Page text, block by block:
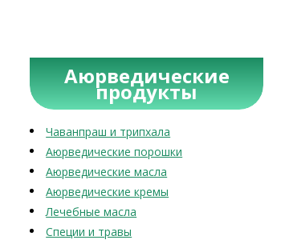
Аюрведические
продукты
Чаванпраш и трипхала
Аюрведические порошки
Аюрведические масла
Аюрведические кремы
Лечебные масла
Специи и травы